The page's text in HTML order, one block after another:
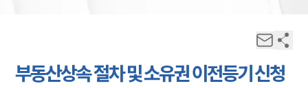
부동산상속 절차 및 소유권 이전등기 신청